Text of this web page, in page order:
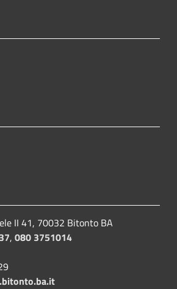
II 41, 70032 Bitonto BA
, 080 3751014